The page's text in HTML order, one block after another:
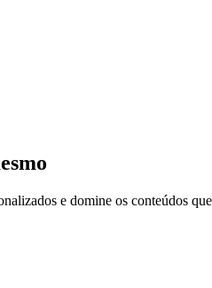
e domine os conteúdos